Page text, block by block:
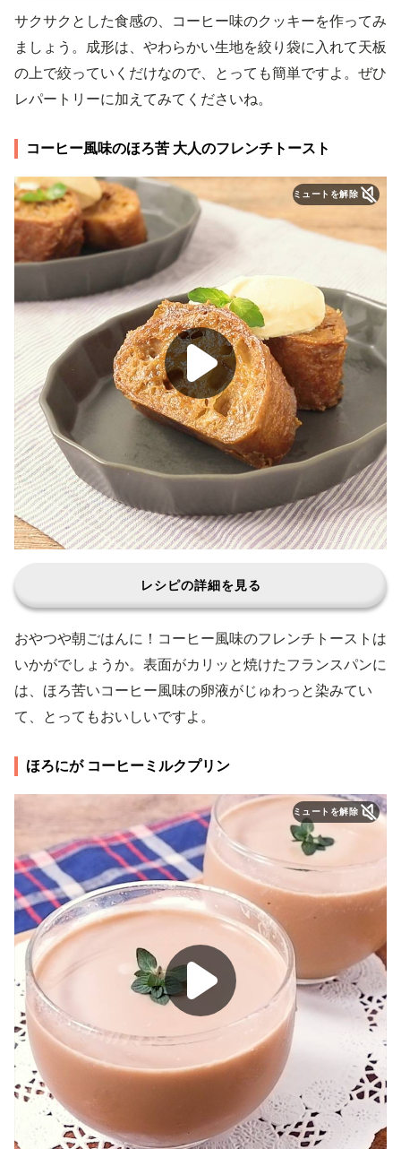
サクサクとした食感の、コーヒー味のクッキーを作ってみ
ましょう。成形は、やわらかい生地を絞り袋に入れて天板
の上で絞っていくだけなので、とっても簡単ですよ。ぜひ
レパートリーに加えてみてくださいね。
コーヒー風味のほろ苦 大人のフレンチトースト
ミュートを解除
レシピの詳細を見る
おやつや朝ごはんに！コーヒー風味のフレンチトーストは
いかがでしょうか。表面がカリッと焼けたフランスパンに
は、ほろ苦いコーヒー風味の卵液がじゅわっと染みてい
て、とってもおいしいですよ。
ほろにが コーヒーミルクプリン
ミュートを解除